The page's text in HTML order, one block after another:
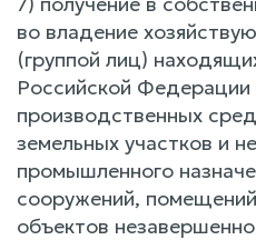
во владение
(группой лиц)
Российской Федерации
производственных
земельных участков и
промышленного
сооружений,
объектов